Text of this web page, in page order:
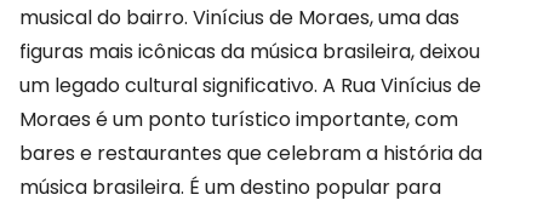
musical do bairro. Vinícius de Moraes, uma das
figuras mais icônicas da música brasileira, deixou
um legado cultural significativo. A Rua Vinícius de
Moraes é um ponto turístico importante, com
bares e restaurantes que celebram a história da
música brasileira. É um destino popular para